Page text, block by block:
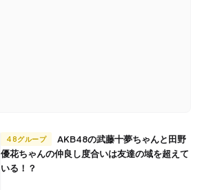
48グループ
優花ちゃんの仲良し度合いは友達の域を超えて
いる！？